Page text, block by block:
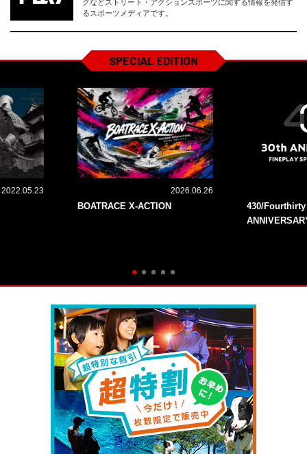
グなどストリート・アクションスポーツに関する情報を発信す
るスポーツメディアです。
SPECIAL EDITION
2022.05.23 2026.06.26
BOATRACE X-ACTION
430/